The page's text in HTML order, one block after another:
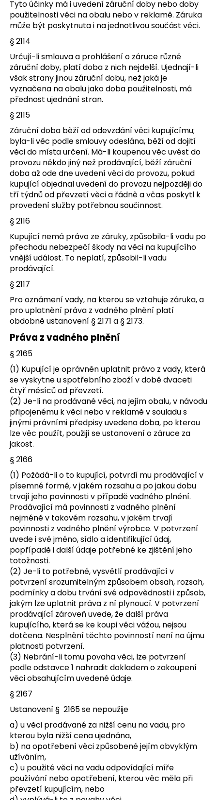
Tyto účinky má i uvedení záruční doby nebo doby
použitelnosti věci na obalu nebo v reklamě. Záruka
může být poskytnuta i na jednotlivou součást věci.
§ 2114
Určují-li smlouva a prohlášení o záruce různé
záruční doby, platí doba z nich nejdelší. Ujednají-li
však strany jinou záruční dobu, než jaká je
vyznačena na obalu jako doba použitelnosti, má
přednost ujednání stran.
§ 2115
Záruční doba běží od odevzdání věci kupujícímu;
byla-li věc podle smlouvy odeslána, běží od dojití
věci do místa určení. Má-li koupenou věc uvést do
provozu někdo jiný než prodávající, běží záruční
doba až ode dne uvedení věci do provozu, pokud
kupující objednal uvedení do provozu nejpozději do
tří týdnů od převzetí věci a řádně a včas poskytl k
provedení služby potřebnou součinnost.
§ 2116
Kupující nemá právo ze záruky, způsobila-li vadu po
přechodu nebezpečí škody na věci na kupujícího
vnější událost. To neplatí, způsobil-li vadu
prodávající.
§ 2117
Pro oznámení vady, na kterou se vztahuje záruka, a
pro uplatnění práva z vadného plnění platí
obdobně ustanovení § 2171 a § 2173.
Práva z vadného plnění
§ 2165
(1) Kupující je oprávněn uplatnit právo z vady, která
se vyskytne u spotřebního zboží v době dvaceti
čtyř měsíců od převzetí.
(2) Je-li na prodávané věci, na jejím obalu, v návodu
připojenému k věci nebo v reklamě v souladu s
jinými právními předpisy uvedena doba, po kterou
lze věc použít, použijí se ustanovení o záruce za
jakost.
§ 2166
(1) Požádá-li o to kupující, potvrdí mu prodávající v
písemné formě, v jakém rozsahu a po jakou dobu
trvají jeho povinnosti v případě vadného plnění.
Prodávající má povinnosti z vadného plnění
nejméně v takovém rozsahu, v jakém trvají
povinnosti z vadného plnění výrobce. V potvrzení
uvede i své jméno, sídlo a identifikující údaj,
popřípadě i další údaje potřebné ke zjištění jeho
totožnosti.
(2) Je-li to potřebné, vysvětlí prodávající v
potvrzení srozumitelným způsobem obsah, rozsah,
podmínky a dobu trvání své odpovědnosti i způsob,
jakým lze uplatnit práva z ní plynoucí. V potvrzení
prodávající zároveň uvede, že další práva
kupujícího, která se ke koupi věci vážou, nejsou
dotčena. Nesplnění těchto povinností není na újmu
platnosti potvrzení.
(3) Nebrání-li tomu povaha věci, lze potvrzení
podle odstavce 1 nahradit dokladem o zakoupení
věci obsahujícím uvedené údaje.
§ 2167
Ustanovení § 2165 se nepoužije
a) u věci prodávané za nižší cenu na vadu, pro
kterou byla nižší cena ujednána,
b) na opotřebení věci způsobené jejím obvyklým
užíváním,
c) u použité věci na vadu odpovídající míře
používání nebo opotřebení, kterou věc měla při
převzetí kupujícím, nebo